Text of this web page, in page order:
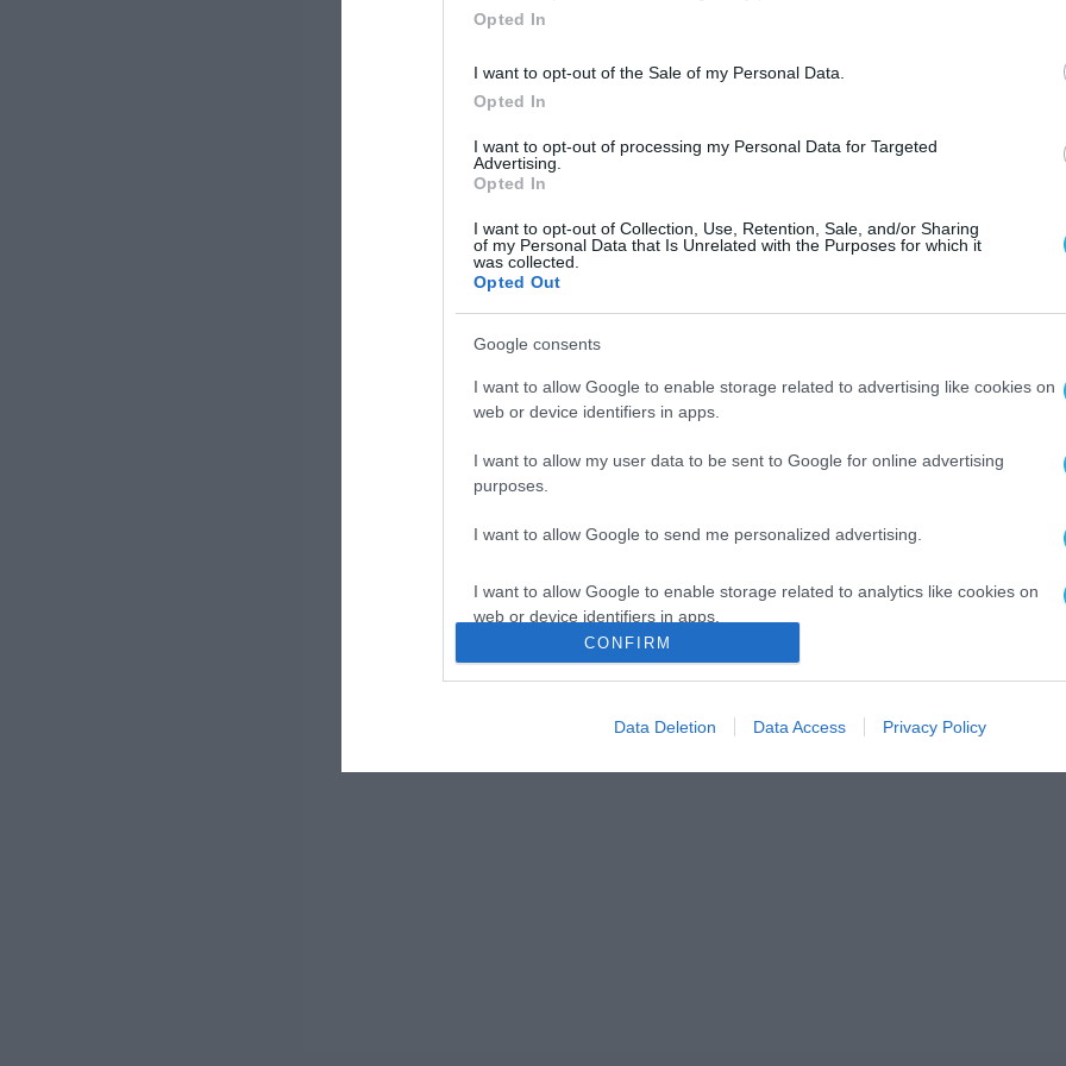
Opted In
I want to opt-out of the Sale of my Personal Data.
Opted In
I want to opt-out of processing my Personal Data for Targeted
Advertising.
Opted In
I want to opt-out of Collection, Use, Retention, Sale, and/or Sharing
of my Personal Data that Is Unrelated with the Purposes for which it
was collected.
Opted Out
Google consents
I want to allow Google to enable storage related to advertising like cookies on
web or device identifiers in apps.
I want to allow my user data to be sent to Google for online advertising
purposes.
I want to allow Google to send me personalized advertising.
I want to allow Google to enable storage related to analytics like cookies on
web or device identifiers in apps.
I want to allow Google to enable storage related to functionality of the website
I want to allow Google to enable storage related to personalization.
CONFIRM
Data Deletion Data Access Privacy Policy